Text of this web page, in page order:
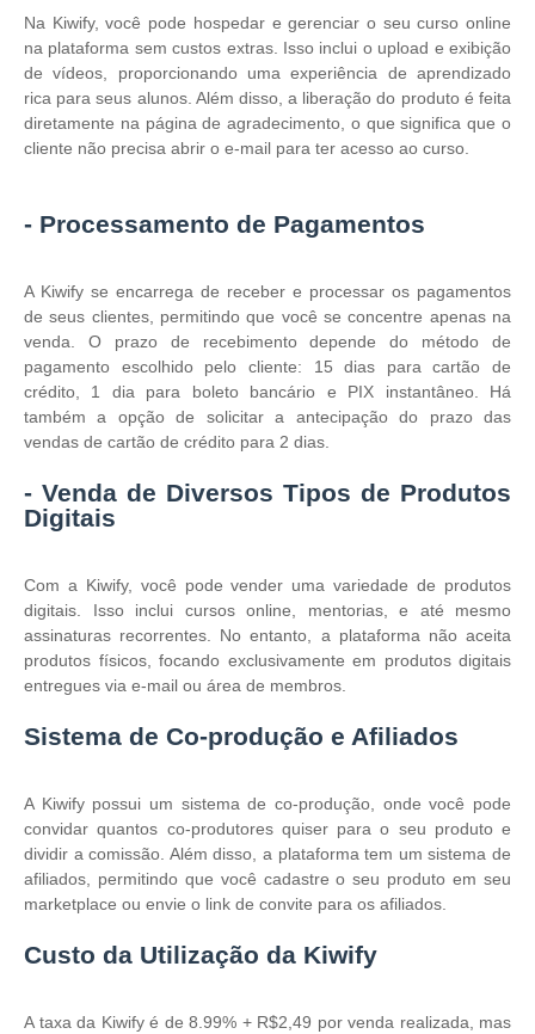
Na Kiwify, você pode hospedar e gerenciar o seu curso online
na plataforma sem custos extras. Isso inclui o upload e exibição
de vídeos, proporcionando uma experiência de aprendizado
rica para seus alunos. Além disso, a liberação do produto é feita
diretamente na página de agradecimento, o que significa que o
cliente não precisa abrir o e-mail para ter acesso ao curso.
- Processamento de Pagamentos
A Kiwify se encarrega de receber e processar os pagamentos
de seus clientes, permitindo que você se concentre apenas na
venda. O prazo de recebimento depende do método de
pagamento escolhido pelo cliente: 15 dias para cartão de
crédito, 1 dia para boleto bancário e PIX instantâneo. Há
também a opção de solicitar a antecipação do prazo das
vendas de cartão de crédito para 2 dias.
- Venda de Diversos Tipos de Produtos
Digitais
Com a Kiwify, você pode vender uma variedade de produtos
digitais. Isso inclui cursos online, mentorias, e até mesmo
assinaturas recorrentes. No entanto, a plataforma não aceita
produtos físicos, focando exclusivamente em produtos digitais
entregues via e-mail ou área de membros.
Sistema de Co-produção e Afiliados
A Kiwify possui um sistema de co-produção, onde você pode
convidar quantos co-produtores quiser para o seu produto e
dividir a comissão. Além disso, a plataforma tem um sistema de
afiliados, permitindo que você cadastre o seu produto em seu
marketplace ou envie o link de convite para os afiliados.
Custo da Utilização da Kiwify
A taxa da Kiwify é de 8.99% + R$2,49 por venda realizada, mas